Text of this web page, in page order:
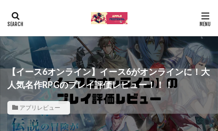
【イース6オンライン】イース6がオンラインに！大
人気名作RPGのプレイ評価レビュー！！！
アプリレビュー